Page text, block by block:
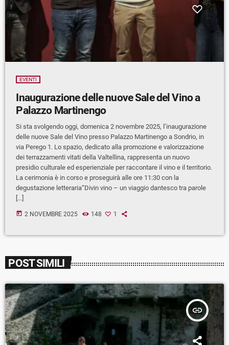
EVENTI
Inaugurazione delle nuove Sale del Vino a
Palazzo Martinengo
Si sta svolgendo oggi, domenica 2 novembre 2025, l’inaugurazione
delle nuove Sale del Vino presso Palazzo Martinengo a Sondrio, in
via Perego 1. Lo spazio, dedicato alla promozione e valorizzazione
dei terrazzamenti vitati della Valtellina, rappresenta un nuovo
presidio culturale ed esperienziale per raccontare il vino e il territorio.
La cerimonia è in corso e proseguirà alle ore 11:30 con la
degustazione letteraria“Divin vino – un viaggio dantesco tra parole
[…]
today 2 NOVEMBRE 2025 148 1
POST SIMILI
insert_link